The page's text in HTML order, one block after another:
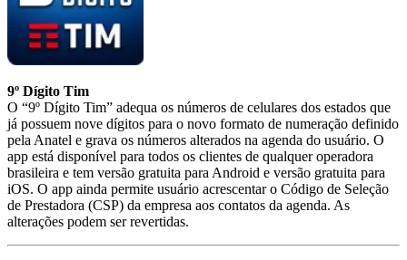
9º Dígito Tim
O “9º Dígito Tim” adequa os números de celulares dos estados que
já possuem nove dígitos para o novo formato de numeração definido
pela Anatel e grava os números alterados na agenda do usuário. O
app está disponível para todos os clientes de qualquer operadora
brasileira e tem versão gratuita para Android e versão gratuita para
iOS. O app ainda permite usuário acrescentar o Código de Seleção
de Prestadora (CSP) da empresa aos contatos da agenda. As
alterações podem ser revertidas.